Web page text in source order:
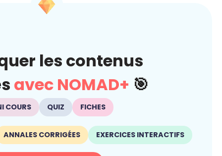
les contenus
avec NOMAD+ 🎯
COURS QUIZ FICHES
ANNALES CORRIGÉES EXERCICES INTERACTIFS